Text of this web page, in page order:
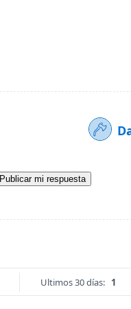
Publicar mi respuesta
Ultimos 30 días: 1